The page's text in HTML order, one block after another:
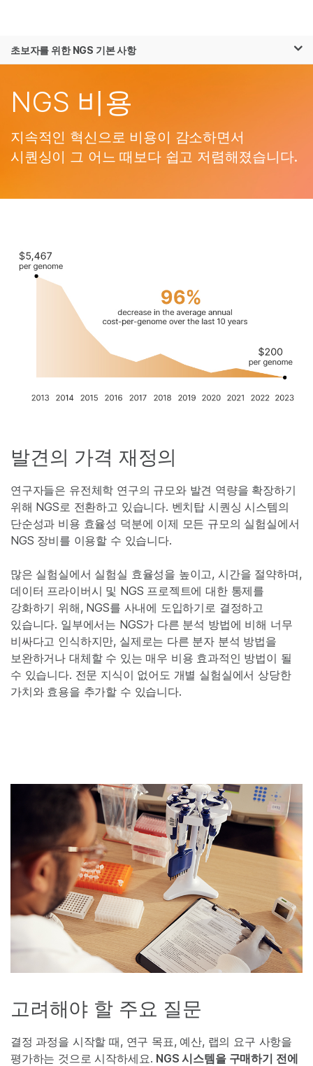
솔루션
지원
초보자를 위한 NGS 기본 사항
NGS 비용
지속적인 혁신으로 비용이 감소하면서
시퀀싱이 그 어느 때보다 쉽고 저렴해졌습니다.
발견의 가격 재정의
연구자들은 유전체학 연구의 규모와 발견 역량을 확장하기
위해 NGS로 전환하고 있습니다. 벤치탑 시퀀싱 시스템의
단순성과 비용 효율성 덕분에 이제 모든 규모의 실험실에서
NGS 장비를 이용할 수 있습니다.
많은 실험실에서 실험실 효율성을 높이고, 시간을 절약하며,
데이터 프라이버시 및 NGS 프로젝트에 대한 통제를
강화하기 위해, NGS를 사내에 도입하기로 결정하고
있습니다. 일부에서는 NGS가 다른 분석 방법에 비해 너무
비싸다고 인식하지만, 실제로는 다른 분자 분석 방법을
보완하거나 대체할 수 있는 매우 비용 효과적인 방법이 될
수 있습니다. 전문 지식이 없어도 개별 실험실에서 상당한
가치와 효용을 추가할 수 있습니다.
고려해야 할 주요 질문
결정 과정을 시작할 때, 연구 목표, 예산, 랩의 요구 사항을
평가하는 것으로 시작하세요. NGS 시스템을 구매하기 전에
보다 관련성이 높은 콘텐츠를 확인하실 수
있습니다. 주요 관심 분야를 선택해 주세요:
암 연구
미생물학 연구
복합 질환 연구
연구